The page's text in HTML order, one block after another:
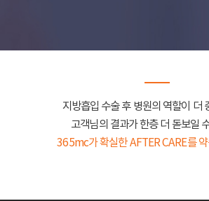
지방흡입 수술 후 병원의 역할이 더
고객님의 결과가 한층 더 돋보일
365mc가 확실한 AFTER CARE를 약